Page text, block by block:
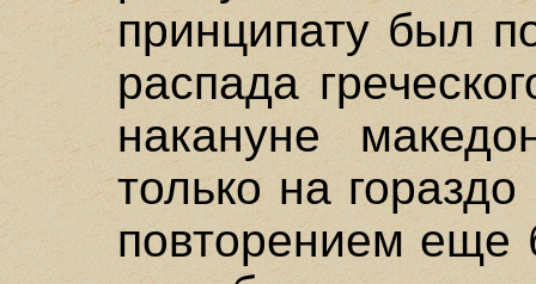
принципату был
распада
накануне
только на
повторением еще